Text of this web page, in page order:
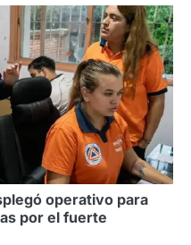
operativo para
por el fuerte